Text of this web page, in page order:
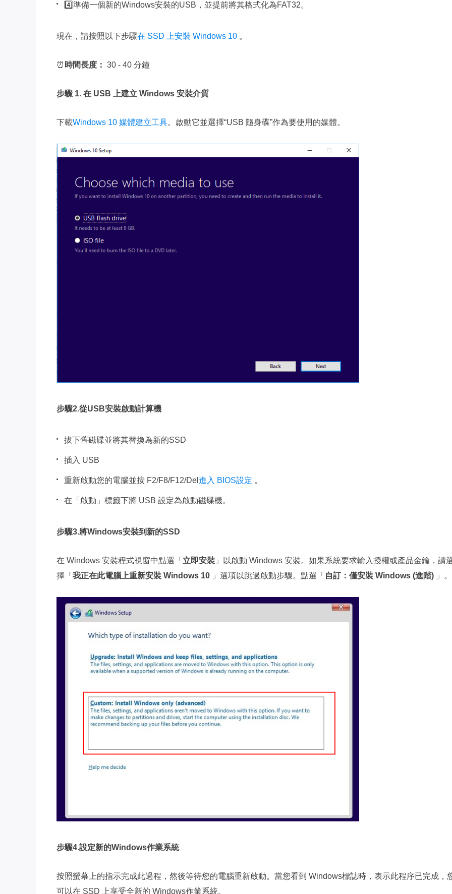
4️⃣準備一個新的Windows安裝的USB，並提前將其格式化為FAT32。
現在，請按照以下步驟在 SSD 上安裝 Windows 10 。
⏰ 時間長度： 30 - 40 分鐘
步驟 1. 在 USB 上建立 Windows 安裝介質
下載Windows 10 媒體建立工具。啟動它並選擇“USB 隨身碟”作為要使用的媒體。
步驟2.從USB安裝啟動計算機
拔下舊磁碟並將其替換為新的SSD
插入 USB
重新啟動您的電腦並按 F2/F8/F12/Del 進入 BIOS設定 。
在「啟動」標籤下將 USB 設定為啟動磁碟機。
步驟3.將Windows安裝到新的SSD
在 Windows 安裝程式視窗中點選「 立即安裝 」以啟動 Windows 安裝。如果系統要求輸入授權或產品金鑰，請
擇「 我正在此電腦上重新安裝 Windows 10 」選項以跳過啟動步驟。點選「 自訂：僅安裝 Windows (進階) 」。
步驟4.設定新的Windows作業系統
按照螢幕上的指示完成此過程，然後等待您的電腦重新啟動。當您看到 Windows標誌時，表示此程序已完成，
可以在 SSD 上享受全新的 Windows作業系統。